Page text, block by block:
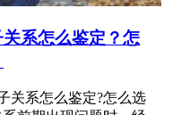
系怎么鉴定？怎
系怎么鉴定?怎么选